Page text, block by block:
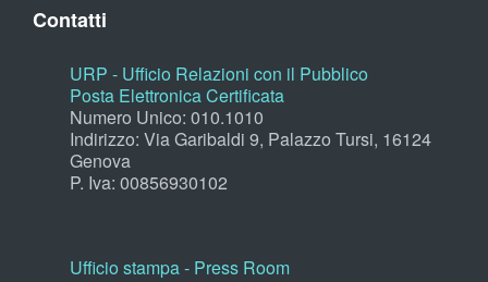
Contatti
URP - Ufficio Relazioni con il Pubblico
Posta Elettronica Certificata
Numero Unico: 010.1010
Indirizzo: Via Garibaldi 9, Palazzo Tursi, 16124
Genova
P. Iva: 00856930102
Ufficio stampa - Press Room